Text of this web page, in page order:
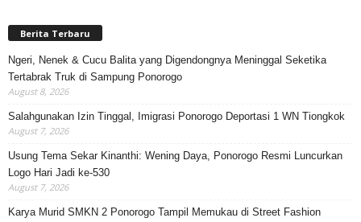
Berita Terbaru
Ngeri, Nenek & Cucu Balita yang Digendongnya Meninggal Seketika
Tertabrak Truk di Sampung Ponorogo
August 8, 2026
Salahgunakan Izin Tinggal, Imigrasi Ponorogo Deportasi 1 WN Tiongkok
August 7, 2026
Usung Tema Sekar Kinanthi: Wening Daya, Ponorogo Resmi Luncurkan
Logo Hari Jadi ke-530
August 7, 2026
Karya Murid SMKN 2 Ponorogo Tampil Memukau di Street Fashion